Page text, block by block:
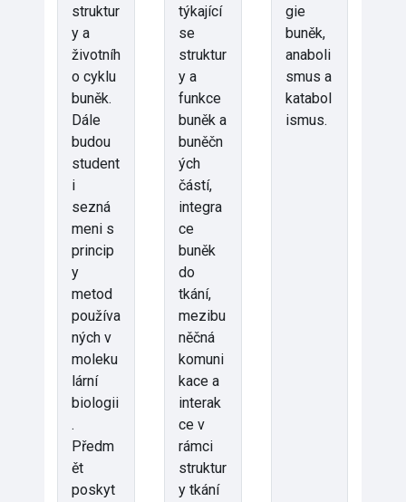
struktur
y a
životníh
o cyklu
buněk.
Dále
budou
student
i
sezná
meni s
princip
y
metod
používa
ných v
moleku
lární
biologii
.
Předm
ět
poskyt
týkající
se
struktur
y a
funkce
buněk a
buněčn
ých
částí,
integra
ce
buněk
do
tkání,
mezibu
něčná
komuni
kace a
interak
ce v
rámci
struktur
y tkání
gie
buněk,
anaboli
smus a
katabol
ismus.